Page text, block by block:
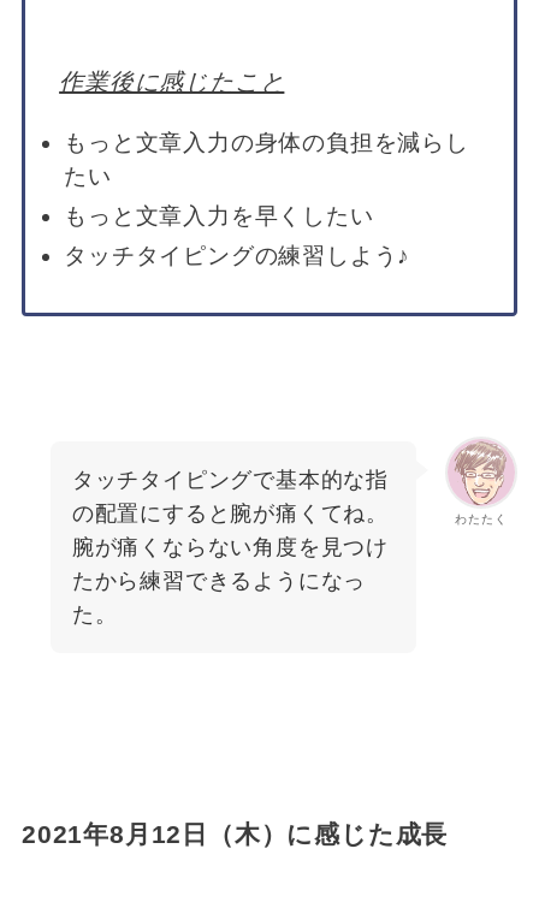
作業後に感じたこと
もっと文章入力の身体の負担を減らし
たい
もっと文章入力を早くしたい
タッチタイピングの練習しよう♪
わたたく
タッチタイピングで基本的な指
の配置にすると腕が痛くてね。
腕が痛くならない角度を見つけ
たから練習できるようになっ
た。
2021年8月12日（木）に感じた成長